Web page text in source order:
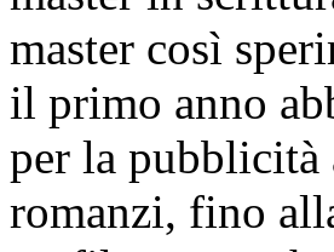
master così
il primo anno
per la
romanzi, fino